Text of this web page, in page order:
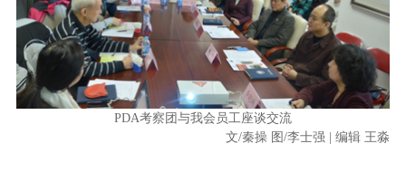
PDA考察团与我会员工座谈交流
文/秦操 图/李士强 | 编辑 王淼